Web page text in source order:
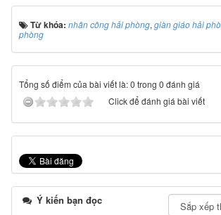
Từ khóa: nhân công hải phòng, giàn giáo hải
phòng
Tổng số điểm của bài viết là: 0 trong 0 đánh giá
Click để đánh giá bài viết
Ý kiến bạn đọc